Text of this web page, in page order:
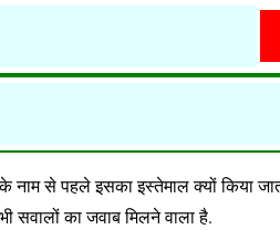
से पहले इसका इस्तेमाल क्यों किया
का जवाब मिलने वाला है.